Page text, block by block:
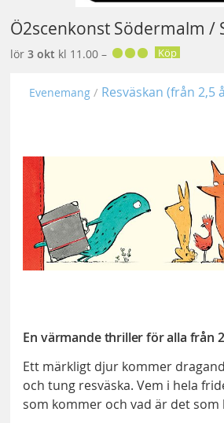
Ö2scenkonst Södermalm /
lör3 okt kl 11.00 – Köp
Evenemang Resväskan (från 2,5
En värmande thriller för alla från
Ett märkligt djur kommer
och tung resväska. Vem i hela
som kommer och vad är det som